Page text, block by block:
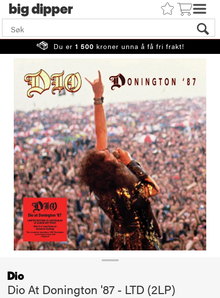
big
Du er 1 500 kroner unna å få fri frakt!
Dio
Dio At Donington '87 - LTD (2LP)